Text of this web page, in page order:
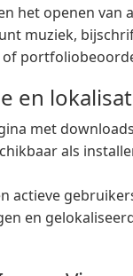
het openen van
muziek,
en
met
als
actieve
en